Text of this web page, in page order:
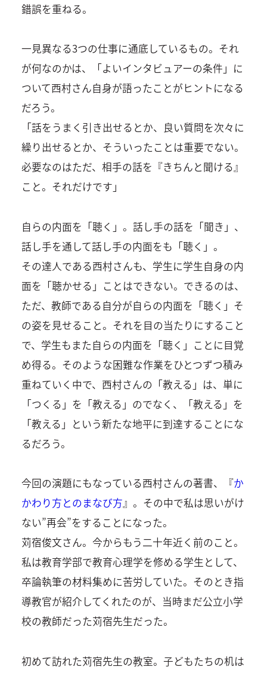
錯誤を重ねる。
一見異なる3つの仕事に通底しているもの。それ
が何なのかは、「よいインタビュアーの条件」に
ついて西村さん自身が語ったことがヒントになる
だろう。
「話をうまく引き出せるとか、良い質問を次々に
繰り出せるとか、そういったことは重要でない。
必要なのはただ、相手の話を『きちんと聞ける』
こと。それだけです」
自らの内面を「聴く」。話し手の話を「聞き」、
話し手を通して話し手の内面をも「聴く」。
その達人である西村さんも、学生に学生自身の内
面を「聴かせる」ことはできない。できるのは、
ただ、教師である自分が自らの内面を「聴く」そ
の姿を見せること。それを目の当たりにすること
で、学生もまた自らの内面を「聴く」ことに目覚
め得る。そのような困難な作業をひとつずつ積み
重ねていく中で、西村さんの「教える」は、単に
「つくる」を「教える」のでなく、「教える」を
「教える」という新たな地平に到達することにな
るだろう。
今回の演題にもなっている西村さんの著書、『か
かわり方とのまなび方』。その中で私は思いがけ
ない”再会”をすることになった。
苅宿俊文さん。今からもう二十年近く前のこと。
私は教育学部で教育心理学を修める学生として、
卒論執筆の材料集めに苦労していた。そのとき指
導教官が紹介してくれたのが、当時まだ公立小学
校の教師だった苅宿先生だった。
初めて訪れた苅宿先生の教室。子どもたちの机は